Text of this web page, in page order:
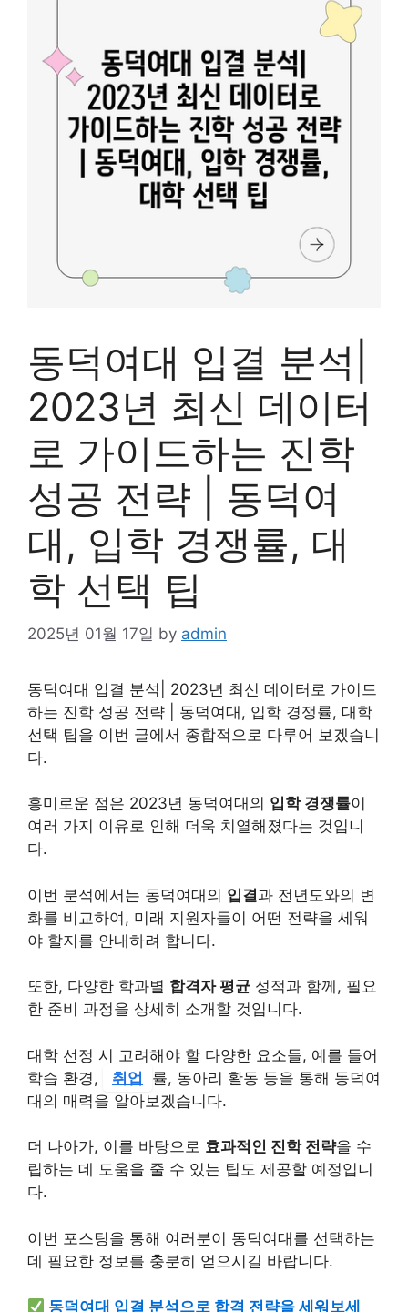
동덕여대 입결 분석|
2023년 최신 데이터
로 가이드하는 진학
성공 전략 | 동덕여
대, 입학 경쟁률, 대
학 선택 팁
2025년 01월 17일 by admin
동덕여대 입결 분석| 2023년 최신 데이터로 가이드
하는 진학 성공 전략 | 동덕여대, 입학 경쟁률, 대학
선택 팁을 이번 글에서 종합적으로 다루어 보겠습니
다.
흥미로운 점은 2023년 동덕여대의 입학 경쟁률이
여러 가지 이유로 인해 더욱 치열해졌다는 것입니
다.
이번 분석에서는 동덕여대의 입결과 전년도와의 변
화를 비교하여, 미래 지원자들이 어떤 전략을 세워
야 할지를 안내하려 합니다.
또한, 다양한 학과별 합격자 평균 성적과 함께, 필요
한 준비 과정을 상세히 소개할 것입니다.
대학 선정 시 고려해야 할 다양한 요소들, 예를 들어
학습 환경,
취업
률, 동아리 활동 등을 통해 동덕여
대의 매력을 알아보겠습니다.
더 나아가, 이를 바탕으로 효과적인 진학 전략을 수
립하는 데 도움을 줄 수 있는 팁도 제공할 예정입니
다.
이번 포스팅을 통해 여러분이 동덕여대를 선택하는
데 필요한 정보를 충분히 얻으시길 바랍니다.
동덕여대 입결 분석으로 합격 전략을 세워보세